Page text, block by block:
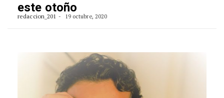
este otoño
redaccion_201 19 octubre, 2020